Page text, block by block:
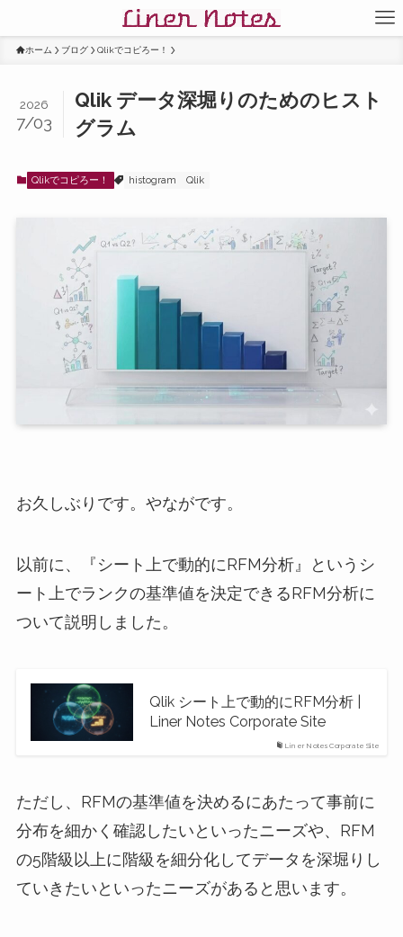
ホーム ブログ Qlikでコピろー！
Qlik データ深堀りのためのヒスト
グラム
2026
7/03
Qlikでコピろー！ histogram Qlik
お久しぶりです。やながです。
以前に、『シート上で動的にRFM分析』というシ
ート上でランクの基準値を決定できるRFM分析に
ついて説明しました。
Liner Notes Corporate Site
Qlik シート上で動的にRFM分析 |
Liner Notes Corporate Site
ただし、RFMの基準値を決めるにあたって事前に
分布を細かく確認したいといったニーズや、RFM
の5階級以上に階級を細分化してデータを深堀りし
ていきたいといったニーズがあると思います。